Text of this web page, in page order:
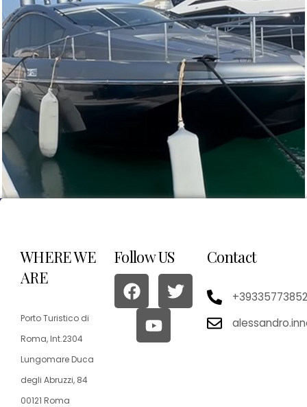
WHERE WE
ARE
Porto Turistico di
Roma, Int.2304
Lungomare Duca
degli Abruzzi, 84
00121 Roma
Follow US Contact